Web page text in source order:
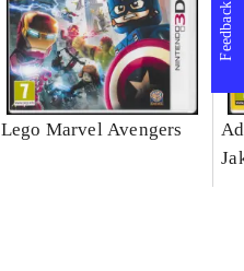
Lego Marvel Avengers
Feedback